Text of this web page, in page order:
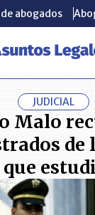
abogados
Gustavo Malo
abogados
JUDICIAL
Malo
de